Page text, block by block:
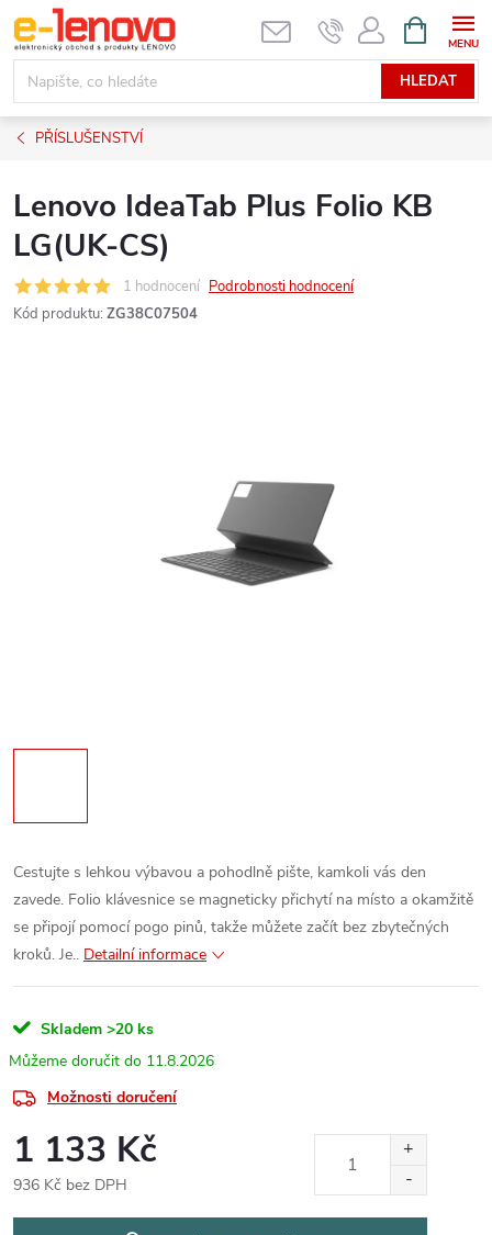
Přejít
na
obsah
HLEDAT
NÁKUPNÍ
KOŠÍK
PŘÍSLUŠENSTVÍ
Lenovo IdeaTab Plus Folio KB
LG(UK-CS)
1 hodnocení Podrobnosti hodnocení
Kód produktu: ZG38C07504
Cestujte s lehkou výbavou a pohodlně pište, kamkoli vás den
zavede. Folio klávesnice se magneticky přichytí na místo a okamžitě
se připojí pomocí pogo pinů, takže můžete začít bez zbytečných
kroků. Je.. Detailní informace
Skladem >20 ks
11.8.2026
Možnosti doručení
1 133 Kč
936 Kč bez DPH